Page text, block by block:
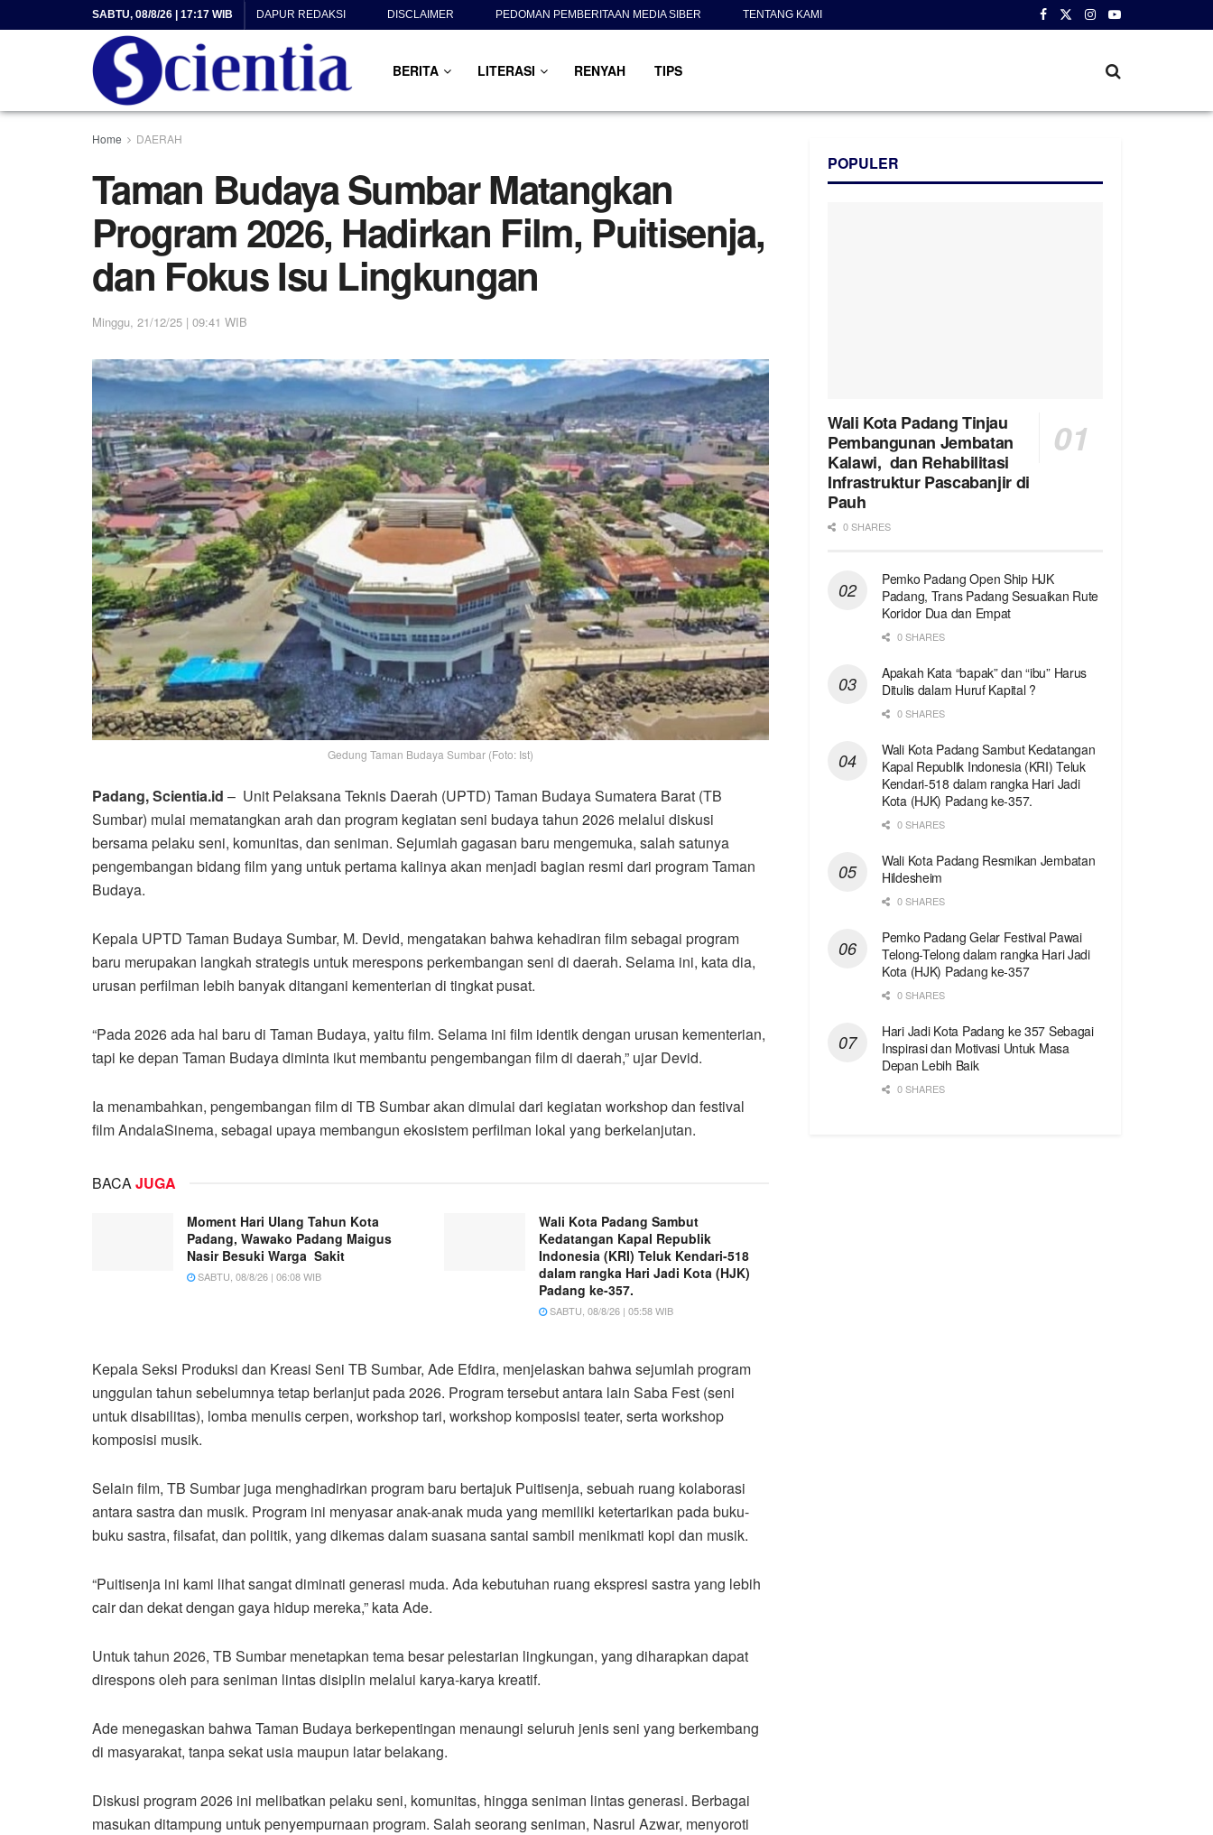
SABTU, 08/8/26 | 17:17 WIB DAPUR REDAKSI DISCLAIMER PEDOMAN PEMBERITAAN MEDIA SIBER TENTANG KAMI
BERITA LITERASI RENYAH TIPS
Home DAERAH
Taman Budaya Sumbar Matangkan
Program 2026, Hadirkan Film, Puitisenja,
dan Fokus Isu Lingkungan
Minggu, 21/12/25 | 09:41 WIB
Gedung Taman Budaya Sumbar (Foto: Ist)
Padang, Scientia.id – Unit Pelaksana Teknis Daerah (UPTD) Taman Budaya Sumatera Barat (TB
Sumbar) mulai mematangkan arah dan program kegiatan seni budaya tahun 2026 melalui diskusi
bersama pelaku seni, komunitas, dan seniman. Sejumlah gagasan baru mengemuka, salah satunya
pengembangan bidang film yang untuk pertama kalinya akan menjadi bagian resmi dari program Taman
Budaya.
Kepala UPTD Taman Budaya Sumbar, M. Devid, mengatakan bahwa kehadiran film sebagai program
baru merupakan langkah strategis untuk merespons perkembangan seni di daerah. Selama ini, kata dia,
urusan perfilman lebih banyak ditangani kementerian di tingkat pusat.
“Pada 2026 ada hal baru di Taman Budaya, yaitu film. Selama ini film identik dengan urusan kementerian,
tapi ke depan Taman Budaya diminta ikut membantu pengembangan film di daerah,” ujar Devid.
Ia menambahkan, pengembangan film di TB Sumbar akan dimulai dari kegiatan workshop dan festival
film AndalaSinema, sebagai upaya membangun ekosistem perfilman lokal yang berkelanjutan.
BACAJUGA
Moment Hari Ulang Tahun Kota
Padang, Wawako Padang Maigus
Nasir Besuki Warga Sakit
SABTU, 08/8/26 | 06:08 WIB
Wali Kota Padang Sambut
Kedatangan Kapal Republik
Indonesia (KRI) Teluk Kendari-518
dalam rangka Hari Jadi Kota (HJK)
Padang ke-357.
SABTU, 08/8/26 | 05:58 WIB
Kepala Seksi Produksi dan Kreasi Seni TB Sumbar, Ade Efdira, menjelaskan bahwa sejumlah program
unggulan tahun sebelumnya tetap berlanjut pada 2026. Program tersebut antara lain Saba Fest (seni
untuk disabilitas), lomba menulis cerpen, workshop tari, workshop komposisi teater, serta workshop
komposisi musik.
Selain film, TB Sumbar juga menghadirkan program baru bertajuk Puitisenja, sebuah ruang kolaborasi
antara sastra dan musik. Program ini menyasar anak-anak muda yang memiliki ketertarikan pada buku-
buku sastra, filsafat, dan politik, yang dikemas dalam suasana santai sambil menikmati kopi dan musik.
“Puitisenja ini kami lihat sangat diminati generasi muda. Ada kebutuhan ruang ekspresi sastra yang lebih
cair dan dekat dengan gaya hidup mereka,” kata Ade.
Untuk tahun 2026, TB Sumbar menetapkan tema besar pelestarian lingkungan, yang diharapkan dapat
direspons oleh para seniman lintas disiplin melalui karya-karya kreatif.
Ade menegaskan bahwa Taman Budaya berkepentingan menaungi seluruh jenis seni yang berkembang
di masyarakat, tanpa sekat usia maupun latar belakang.
Diskusi program 2026 ini melibatkan pelaku seni, komunitas, hingga seniman lintas generasi. Berbagai
masukan ditampung untuk penyempurnaan program. Salah seorang seniman, Nasrul Azwar, menyoroti
POPULER
Wali Kota Padang Tinjau
Pembangunan Jembatan
Kalawi, dan Rehabilitasi
Infrastruktur Pascabanjir di
Pauh
0 SHARES
Pemko Padang Open Ship HJK
Padang, Trans Padang Sesuaikan Rute
Koridor Dua dan Empat
0 SHARES
Apakah Kata “bapak” dan “ibu” Harus
Ditulis dalam Huruf Kapital ?
0 SHARES
Wali Kota Padang Sambut Kedatangan
Kapal Republik Indonesia (KRI) Teluk
Kendari-518 dalam rangka Hari Jadi
Kota (HJK) Padang ke-357.
0 SHARES
Wali Kota Padang Resmikan Jembatan
Hildesheim
0 SHARES
Pemko Padang Gelar Festival Pawai
Telong-Telong dalam rangka Hari Jadi
Kota (HJK) Padang ke-357
0 SHARES
Hari Jadi Kota Padang ke 357 Sebagai
Inspirasi dan Motivasi Untuk Masa
Depan Lebih Baik
0 SHARES